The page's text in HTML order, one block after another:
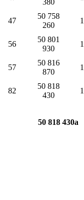
47
50 758
260
56
50 801
930
57
50 816
870
82
50 818
430
50 818 430a